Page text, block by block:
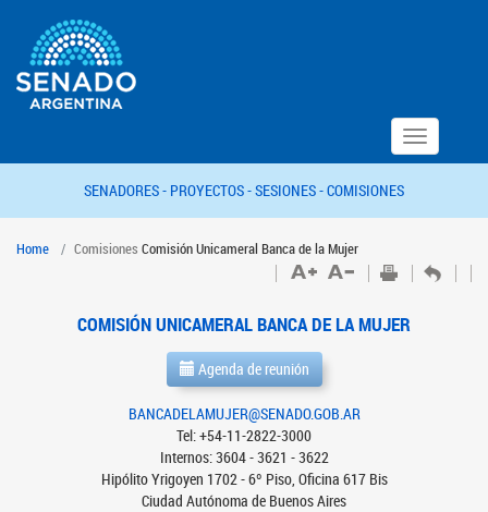
Toggle
navigation
SENADORES - PROYECTOS -SESIONES -COMISIONES
Home Comisiones Comisión Unicameral Banca de la Mujer
COMISIÓN UNICAMERAL BANCA DE LA MUJER
Agenda de reunión
BANCADELAMUJER@SENADO.GOB.AR
Tel: +54-11-2822-3000
Internos: 3604 - 3621 - 3622
Hipólito Yrigoyen 1702 - 6º Piso, Oficina 617 Bis
Ciudad Autónoma de Buenos Aires